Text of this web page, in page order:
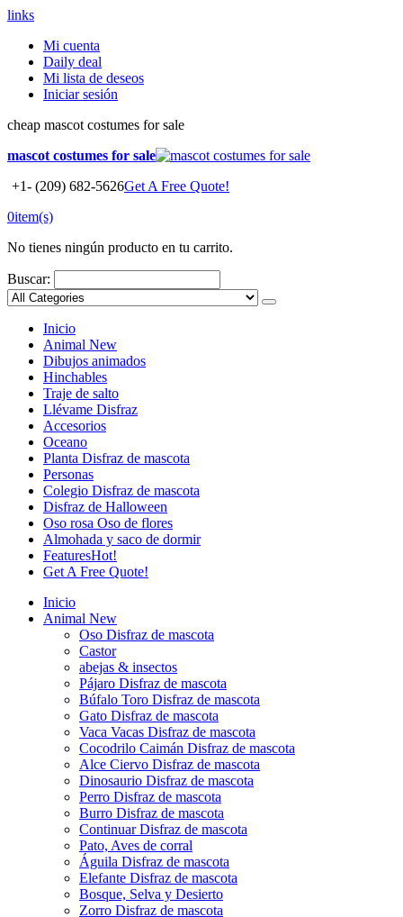
links
Mi cuenta
Daily deal
Mi lista de deseos
Iniciar sesión
cheap mascot costumes for sale
mascot costumes for sale
+1- (209) 682-5626Get A Free Quote!
0item(s)
No tienes ningún producto en tu carrito.
Buscar:
Inicio
Animal New
Dibujos animados
Hinchables
Traje de salto
Llévame Disfraz
Accesorios
Oceano
Planta Disfraz de mascota
Personas
Colegio Disfraz de mascota
Disfraz de Halloween
Oso rosa Oso de flores
Almohada y saco de dormir
FeaturesHot!
Get A Free Quote!
Inicio
Animal New
Oso Disfraz de mascota
Castor
abejas & insectos
Pájaro Disfraz de mascota
Búfalo Toro Disfraz de mascota
Gato Disfraz de mascota
Vaca Vacas Disfraz de mascota
Cocodrilo Caimán Disfraz de mascota
Alce Ciervo Disfraz de mascota
Dinosaurio Disfraz de mascota
Perro Disfraz de mascota
Burro Disfraz de mascota
Continuar Disfraz de mascota
Pato, Aves de corral
Águila Disfraz de mascota
Elefante Disfraz de mascota
Bosque, Selva y Desierto
Zorro Disfraz de mascota